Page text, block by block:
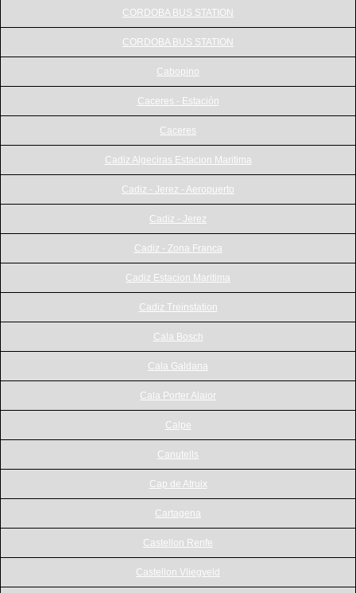
CORDOBA BUS STATION
CORDOBA BUS STATION
Cabopino
Caceres - Estación
Caceres
Cadiz Algeciras Estacion Maritima
Cadiz - Jerez - Aeropuerto
Cadiz - Jerez
Cadiz - Zona Franca
Cadiz Estacion Maritima
Cadiz Treinstation
Cala Bosch
Cala Galdana
Cala Porter Alaior
Calpe
Canutells
Cap de Atruix
Cartagena
Castellon Renfe
Castellon Vliegveld